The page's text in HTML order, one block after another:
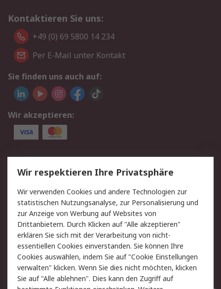
Kontaktieren Sie uns:
+49 (0) 69 5800 14 234
Per E-Mail unter Kontakt
Sie finden uns auch auf:
Wir akzeptieren:
Service
Value Added Services
Lieferlösungen
Rücksendungen
Kontakt
Hilfe
Privatkunden
Rechtliches
AGB
Datenschutz
Cookie-Richtlinie
Zahlungsbedingungen
Copyright/Impressum
Entsorgung
Wir respektieren Ihre Privatsphäre
Wir verwenden Cookies und andere Technologien zur
statistischen Nutzungsanalyse, zur Personalisierung und
zur Anzeige von Werbung auf Websites von
Drittanbietern. Durch Klicken auf "Alle akzeptieren"
erklären Sie sich mit der Verarbeitung von nicht-
essentiellen Cookies einverstanden. Sie können Ihre
Cookies auswählen, indem Sie auf "Cookie Einstellungen
verwalten" klicken. Wenn Sie dies nicht möchten, klicken
Sie auf "Alle ablehnen". Dies kann den Zugriff auf